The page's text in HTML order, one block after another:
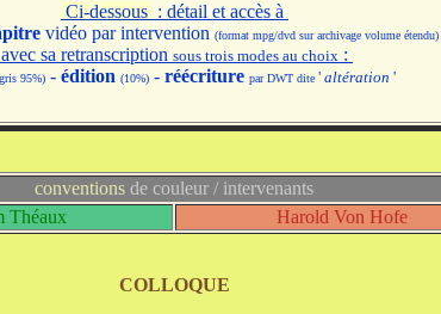
Ci-dessous : détail et accès à
vidéo par intervention (format mpg/dvd sur archivage volume étendu)
avec sa retranscription sous trois modes au choix :
95%) - édition (10%) - réécriture par DWT dite ' altération '
conventions de couleur / intervenants
Théaux Harold Von Hofe
COLLOQUE